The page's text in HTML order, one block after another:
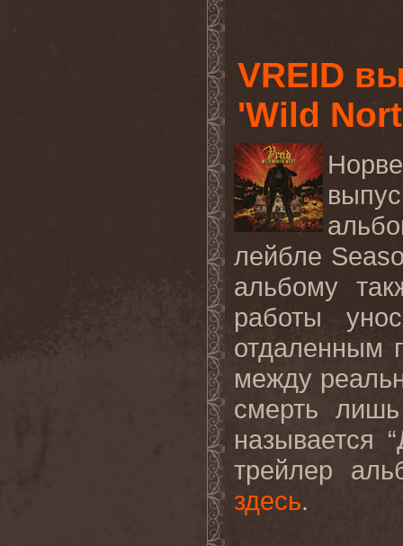
VREID
'Wild
лейбле
альбому
работы
отдаленным
между
смерть
называется
трейлер
здесь.